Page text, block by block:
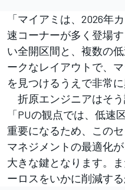
「マイアミは、2026年
速コーナーが多く登場
い全開区間と、複数の
ークなレイアウトで、
を見つけるうえで非常
折原エンジニアはそう
「PUの観点では、低速
重要になるため、この
マネジメントの最適化
大きな鍵となります。
ーロスをいかに削減す